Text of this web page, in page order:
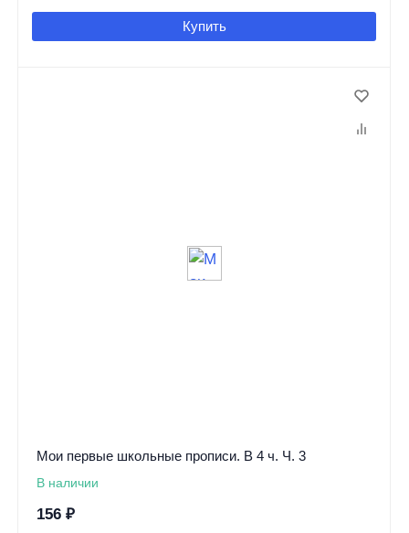
Купить
Мои первые школьные прописи. В 4 ч. Ч. 3
В наличии
156 ₽